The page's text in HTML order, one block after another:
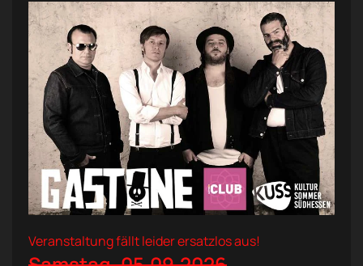
Veranstaltung fällt leider ersatzlos aus!